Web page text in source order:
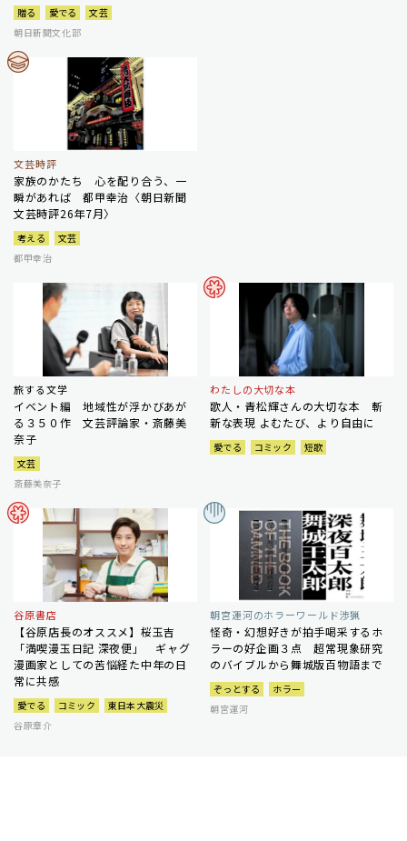
贈る 愛でる
文芸
朝日新聞文化部
文芸時評
家族のかたち 心を配り合う、一
瞬があれば 都甲幸治〈朝日新聞
文芸時評26年7月〉
考える
文芸
都甲幸治
旅する文学
イベント編 地域性が浮かびあが
る３５０作 文芸評論家・斎藤美
奈子
文芸
斎藤美奈子
わたしの大切な本
歌人・青松輝さんの大切な本 斬
新な表現 よむたび、より自由に
愛でる コミック 短歌
谷原書店
【谷原店長のオススメ】桜玉吉
「満喫漫玉日記 深夜便」 ギャグ
漫画家としての苦悩経た中年の日
常に共感
愛でる コミック
東日本大震災
谷原章介
朝宮運河のホラーワールド渉猟
怪奇・幻想好きが拍手喝采するホ
ラーの好企画３点 超常現象研究
のバイブルから舞城版百物語まで
ぞっとする
ホラー
朝宮運河